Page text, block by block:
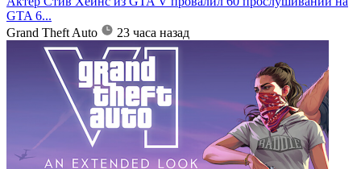
GTA 6...
Grand Theft Auto
23 часа назад